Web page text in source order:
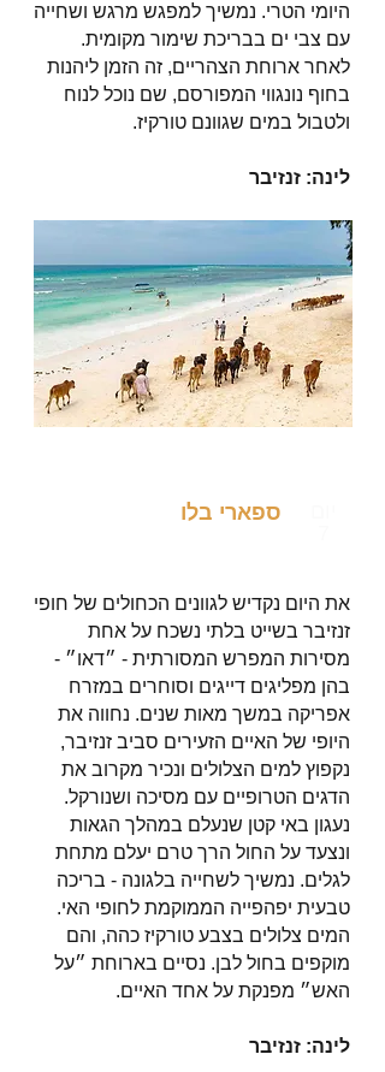
היומי הטרי. נמשיך למפגש מרגש ושחייה
עם צבי ים בבריכת שימור מקומית.
לאחר ארוחת הצהריים, זה הזמן ליהנות
בחוף נונגווי המפורסם, שם נוכל לנוח
ולטבול במים שגוונם טורקיז.
לינה: זנזיבר
ספארי בלו
את היום נקדיש לגוונים הכחולים של חופי
זנזיבר בשייט בלתי נשכח על אחת
מסירות המפרש המסורתית - ״דאו״ -
בהן מפליגים דייגים וסוחרים במזרח
אפריקה במשך מאות שנים. נחווה את
היופי של האיים הזעירים סביב זנזיבר,
נקפוץ למים הצלולים ונכיר מקרוב את
הדגים הטרופיים עם מסיכה ושנורקל.
נעגון באי קטן שנעלם במהלך הגאות
ונצעד על החול הרך טרם יעלם מתחת
לגלים. נמשיך לשחייה בלגונה - בריכה
טבעית יפהפייה הממוקמת לחופי האי.
המים צלולים בצבע טורקיז כהה, והם
מוקפים בחול לבן. נסיים בארוחת ״על
האש״ מפנקת על אחד האיים.
לינה: זנזיבר